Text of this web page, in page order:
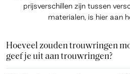
prijsverschillen zijn tussen
materialen, is hier aan
Hoeveel zouden trouwringen
geef je uit aan trouwringen?